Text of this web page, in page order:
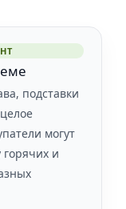
подставки
могут
горячих и